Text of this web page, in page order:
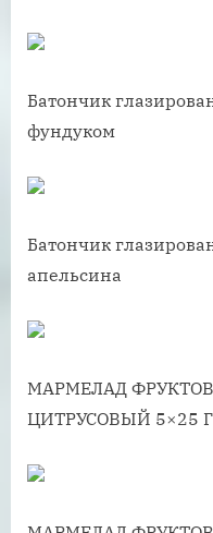
Батончик
фундуком
Батончик
апельсина
МАРМЕЛАД
ЦИТРУСОВЫЙ 5×25 Г